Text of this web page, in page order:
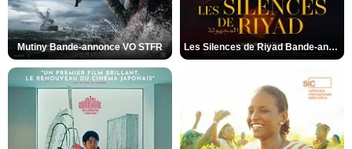
Mutiny Bande-annonce VO STFR Les Silences de Riyad Bande-annonce VO STFR